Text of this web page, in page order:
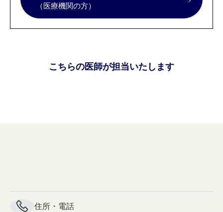
（医療機関の方）
こちらの医師が担当いたします
住所・電話